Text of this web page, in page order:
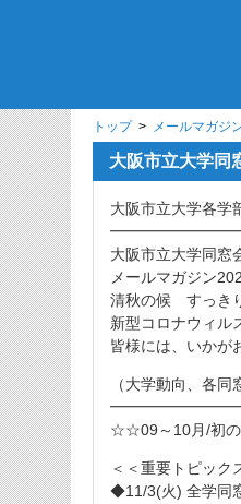
トップ> メールマガジ
大阪市立大学同
大阪市立大学各学
大阪市立大学同窓
メールマガジン
清秋の候 すっき
新型コロナウィル
皆様には、いかが
（大学動向、各
☆☆09～10月/初
＜＜重要トピック
◆11/3(火) 全学同